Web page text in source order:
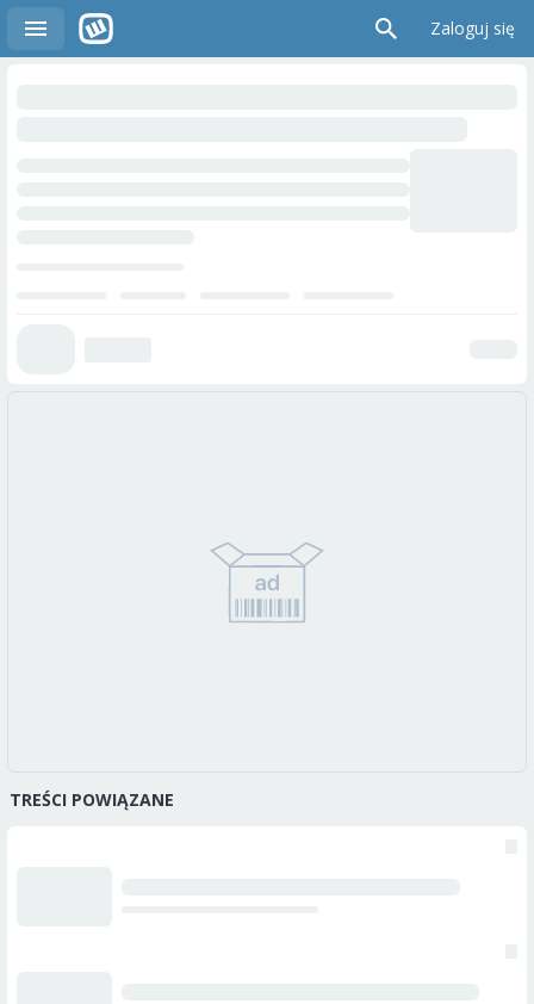
Zaloguj się
TREŚCI POWIĄZANE